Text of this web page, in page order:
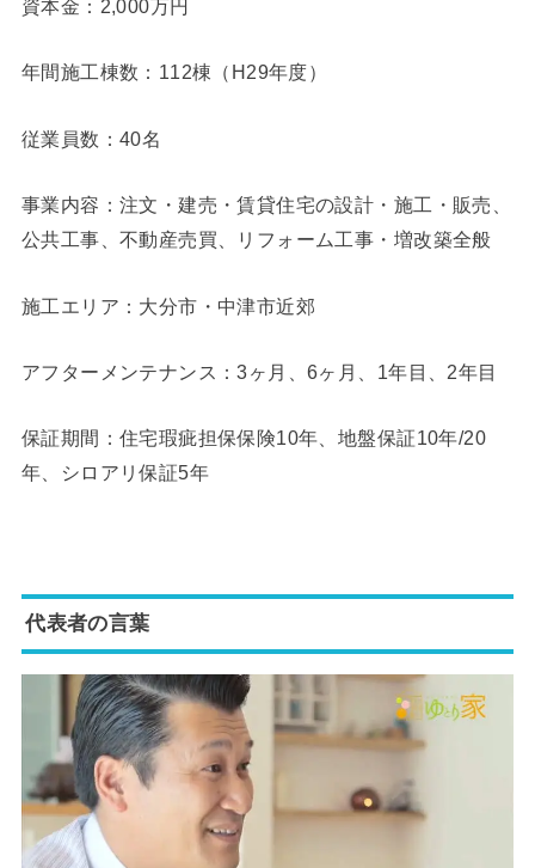
資本金：2,000万円
年間施工棟数：112棟（H29年度）
従業員数：40名
事業内容：注文・建売・賃貸住宅の設計・施工・販売、
公共工事、不動産売買、リフォーム工事・増改築全般
施工エリア：大分市・中津市近郊
アフターメンテナンス：3ヶ月、6ヶ月、1年目、2年目
保証期間：住宅瑕疵担保保険10年、地盤保証10年/20
年、シロアリ保証5年
代表者の言葉